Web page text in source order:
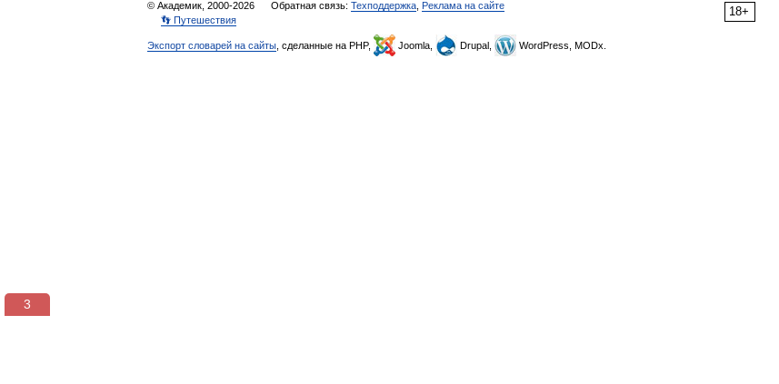
18+
© Академик, 2000-2026 Обратная связь: Техподдержка Реклама на сайте
👣 Путешествия
Экспорт словарей на сайты , сделанные на PHP, Joomla, Drupal, WordPress, MODx.
3